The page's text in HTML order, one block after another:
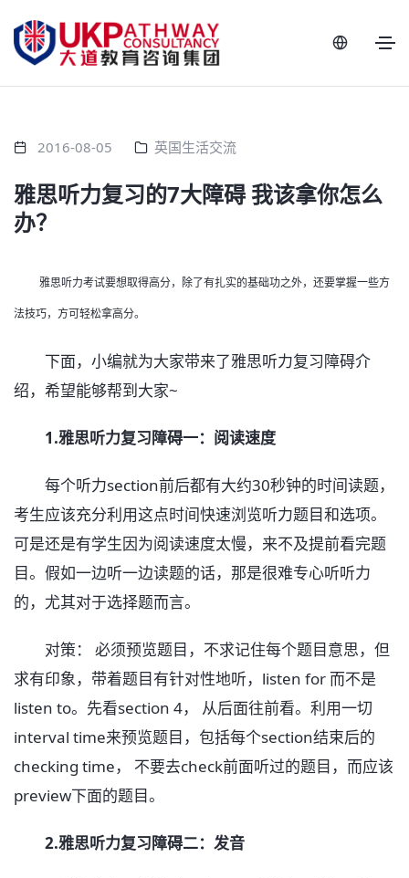
2016-08-05 英国生活交流
雅思听力复习的7大障碍 我该拿你怎么
办？
雅思听力考试要想取得高分，除了有扎实的基础功之外，还要掌握一些方
法技巧，方可轻松拿高分。
下面，小编就为大家带来了雅思听力复习障碍介
绍，希望能够帮到大家~
1.雅思听力复习障碍一：阅读速度
每个听力section前后都有大约30秒钟的时间读题，
考生应该充分利用这点时间快速浏览听力题目和选项。
可是还是有学生因为阅读速度太慢，来不及提前看完题
目。假如一边听一边读题的话，那是很难专心听听力
的，尤其对于选择题而言。
对策： 必须预览题目，不求记住每个题目意思，但
求有印象，带着题目有针对性地听，listen for 而不是
listen to。先看section 4， 从后面往前看。利用一切
interval time来预览题目，包括每个section结束后的
checking time， 不要去check前面听过的题目，而应该
preview下面的题目。
2.雅思听力复习障碍二：发音